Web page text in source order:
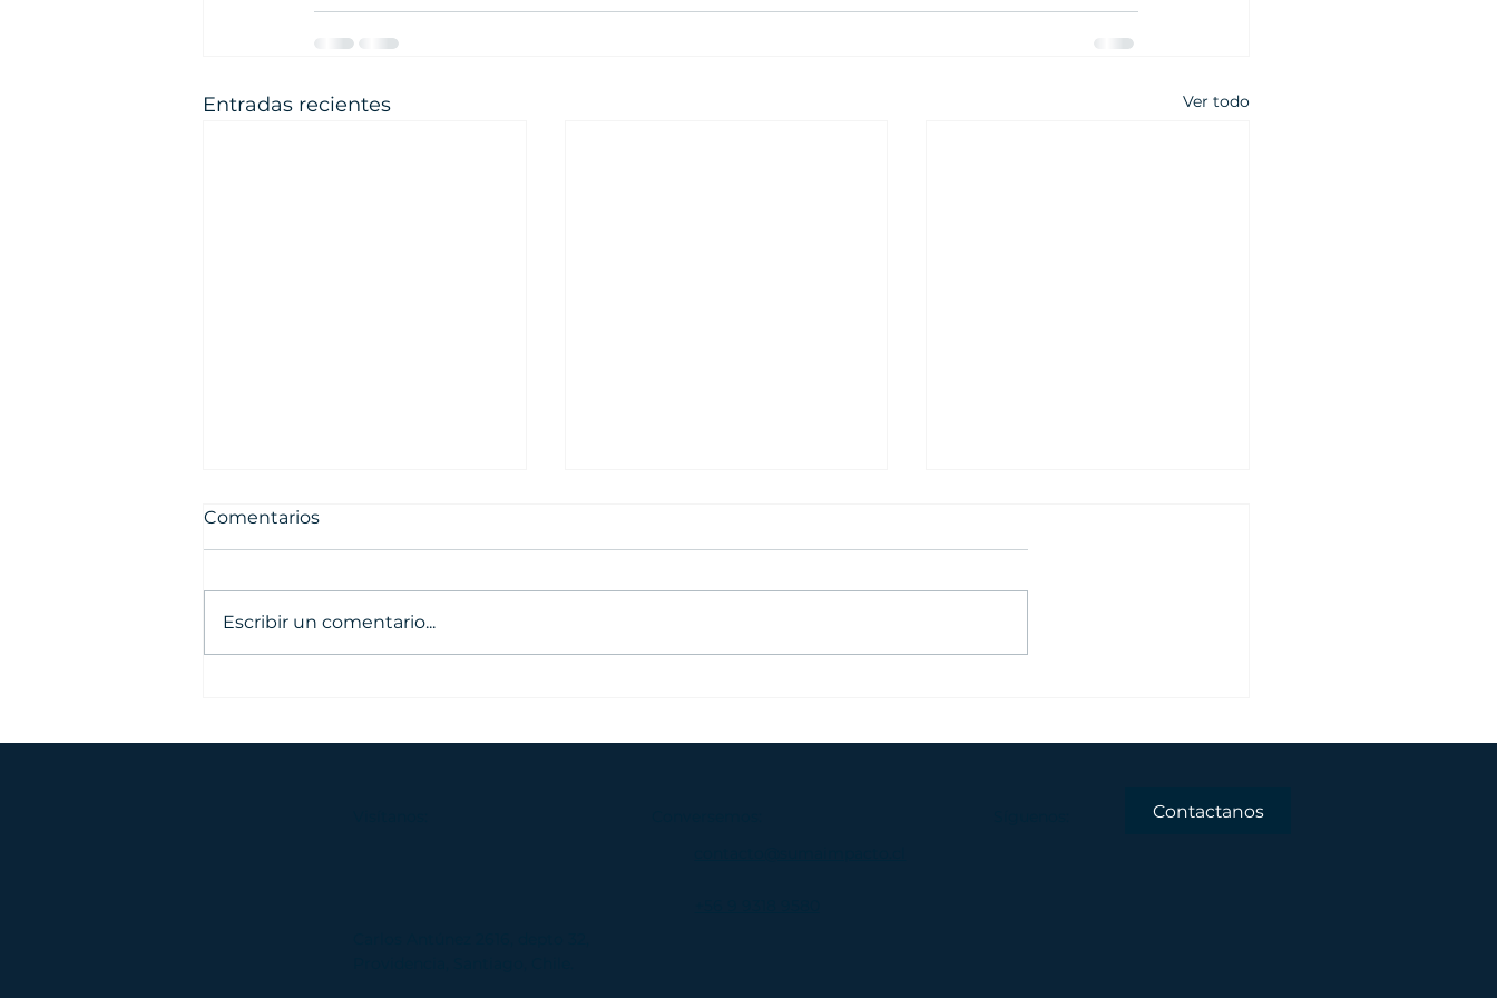
Entradas recientes Ver todo
decisión en el
de Práctica en habilidades
Comentarios
Escribir un comentario...
Contactanos